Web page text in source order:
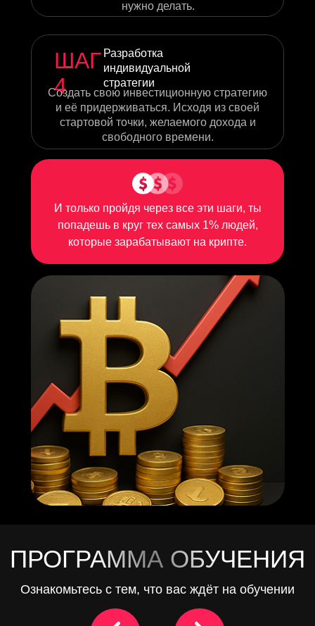
нужно делать.
ШАГ
4
Разработка
индивидуальной
стратегии
Создать свою инвестиционную стратегию
и её придерживаться. Исходя из своей
стартовой точки, желаемого дохода и
свободного времени.
И только пройдя через все эти шаги, ты
попадешь в круг тех самых 1% людей,
которые зарабатывают на крипте.
Ознакомьтесь с тем, что вас ждёт на обучении
ПРОГРАММА ОБУЧЕНИЯ
Твое новое мышление
Управление
бюджетом в
Подборка ссылок,
Бонусный урок -
доход в работе по
2 МОДУЛЬ
3 МОДУЛЬ